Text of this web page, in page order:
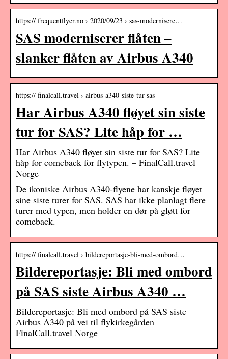
https:// frequentflyer.no › 2020/09/23 › sas-modernisere…
SAS moderniserer flåten –
slanker flåten av Airbus A340
https:// finalcall.travel › airbus-a340-siste-tur-sas
Har Airbus A340 fløyet sin siste
tur for SAS? Lite håp for …
Har Airbus A340 fløyet sin siste tur for SAS? Lite
håp for comeback for flytypen. – FinalCall.travel
Norge
De ikoniske Airbus A340-flyene har kanskje fløyet
sine siste turer for SAS. SAS har ikke planlagt flere
turer med typen, men holder en dør på gløtt for
comeback.
https:// finalcall.travel › bildereportasje-bli-med-ombord…
Bildereportasje: Bli med ombord
på SAS siste Airbus A340 …
Bildereportasje: Bli med ombord på SAS siste
Airbus A340 på vei til flykirkegården –
FinalCall.travel Norge